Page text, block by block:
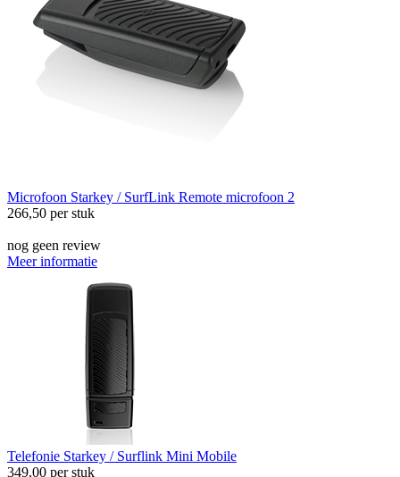
Microfoon Starkey / SurfLink Remote microfoon 2
266,50 per stuk
nog geen review
Meer informatie
Telefonie Starkey / Surflink Mini Mobile
349,00 per stuk